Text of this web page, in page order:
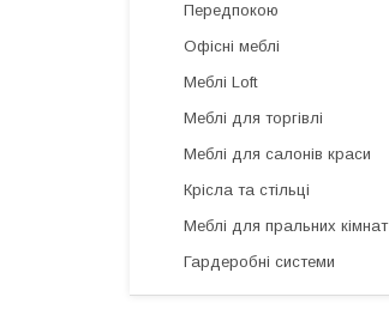
Передпокою
Офісні меблі
Меблі Loft
Меблі для торгівлі
Меблі для салонів краси
Крісла та стільці
Меблі для пральних кімнат
Гардеробні системи